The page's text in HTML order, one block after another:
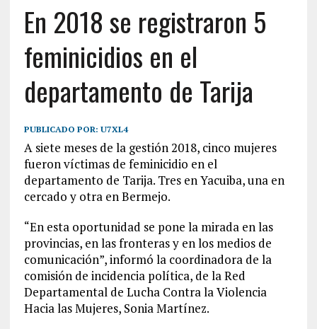
En 2018 se registraron 5
feminicidios en el
departamento de Tarija
PUBLICADO POR: U7XL4
A siete meses de la gestión 2018, cinco mujeres
fueron víctimas de feminicidio en el
departamento de Tarija. Tres en Yacuiba, una en
cercado y otra en Bermejo.
“En esta oportunidad se pone la mirada en las
provincias, en las fronteras y en los medios de
comunicación”, informó la coordinadora de la
comisión de incidencia política, de la Red
Departamental de Lucha Contra la Violencia
Hacia las Mujeres, Sonia Martínez.